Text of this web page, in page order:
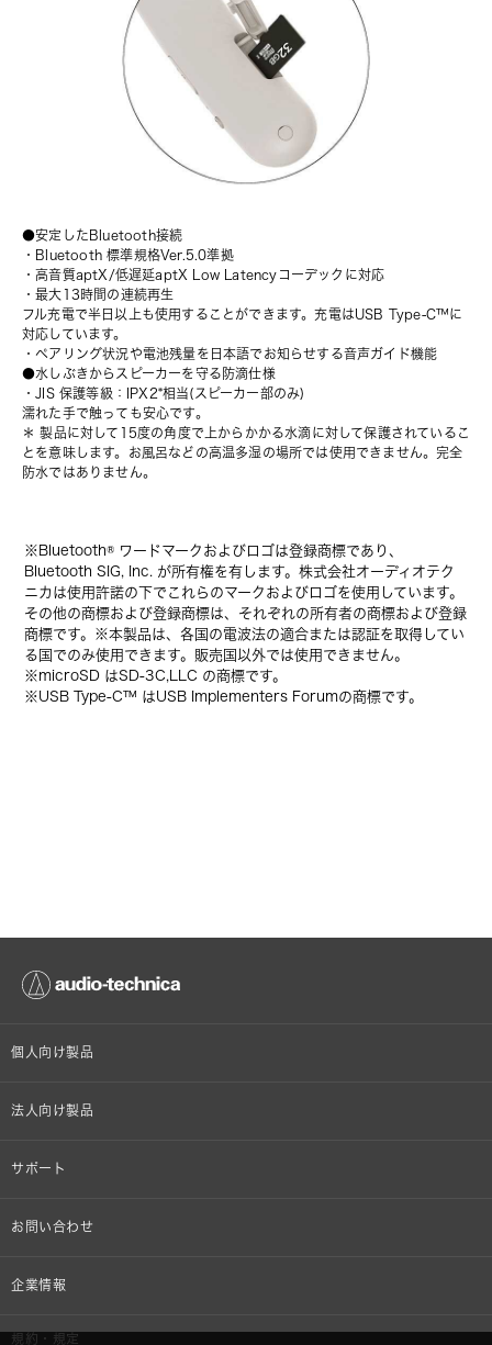
●安定したBluetooth接続
・Bluetooth 標準規格Ver.5.0準拠
・高音質aptX/低遅延aptX Low Latencyコーデックに対応
・最大13時間の連続再生
フル充電で半日以上も使用することができます。充電はUSB Type-C™に
対応しています。
・ペアリング状況や電池残量を日本語でお知らせする音声ガイド機能
●水しぶきからスピーカーを守る防滴仕様
・JIS 保護等級：IPX2*相当(スピーカー部のみ)
濡れた手で触っても安心です。
＊ 製品に対して15度の角度で上からかかる水滴に対して保護されているこ
とを意味します。お風呂などの高温多湿の場所では使用できません。完全
防水ではありません。
※Bluetooth® ワードマークおよびロゴは登録商標であり、
Bluetooth SIG, Inc. が所有権を有します。株式会社オーディオテク
ニカは使用許諾の下でこれらのマークおよびロゴを使用しています。
その他の商標および登録商標は、それぞれの所有者の商標および登録
商標です。※本製品は、各国の電波法の適合または認証を取得してい
る国でのみ使用できます。販売国以外では使用できません。
※microSD はSD-3C,LLC の商標です。
※USB Type-C™ はUSB Implementers Forumの商標です。
個人向け製品
オンラインストア限定
法人向け製品
設備音響機器
サポート
個人向け製品サポート
お問い合わせ
その他、メディア 取材関連等のお問い合わせ
企業情報
株式会社オーディオテクニカ
規約・規定